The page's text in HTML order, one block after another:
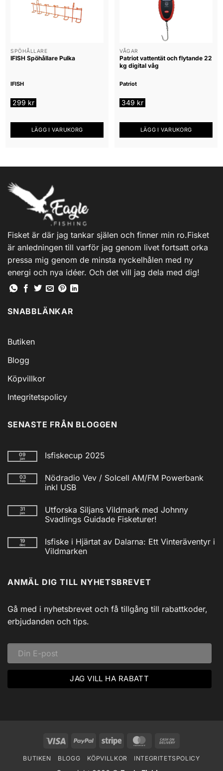
SPÖHÅLLARE
IFISH Spöhållare Pulka
IFISH
299 kr
LÄGG I VARUKORG
VÅGAR
Patriot vattentät och flytande 22
kg digital våg
Patriot
349 kr
LÄGG I VARUKORG
Fisket är där jag tankar själen och finner min ro.Fisket
är anledningen till varför jag genom livet fortsatt orka
pressa mig genom de minsta nyckelhålen med ny
energi och nya idéer. Och det vill jag dela med dig!
SNABBLÄNKAR
Butiken
Blogg
Köpvillkor
Integritetspolicy
SENASTE FRÅN BLOGGEN
09
jan Isfiskecup 2025
till
Isfiskecup
2025
03
feb
Nödradio Vev / Solcell AM/FM Powerbank
inkl USB
till
Nödradio
Vev
AM/FM
Powerbank
inkl
31
jan
Utforska Siljans Vildmark med Johnny
Svadlings Guidade Fisketurer!
till
Utforska
Siljans
Svadlings
Guidade
19
dec
Isfiske i Hjärtat av Dalarna: Ett Vinteräventyr i
Vildmarken
Isfiske
i
Dalarna:
Ett
Vinteräventyr
i
ANMÄL DIG TILL NYHETSBREVET
Gå med i nyhetsbrevet och få tillgång till rabattkoder,
erbjudanden och tips.
Visa PayPal Stripe MasterCard
Delivery
BUTIKEN BLOGG KÖPVILLKOR INTEGRITETSPOLICY